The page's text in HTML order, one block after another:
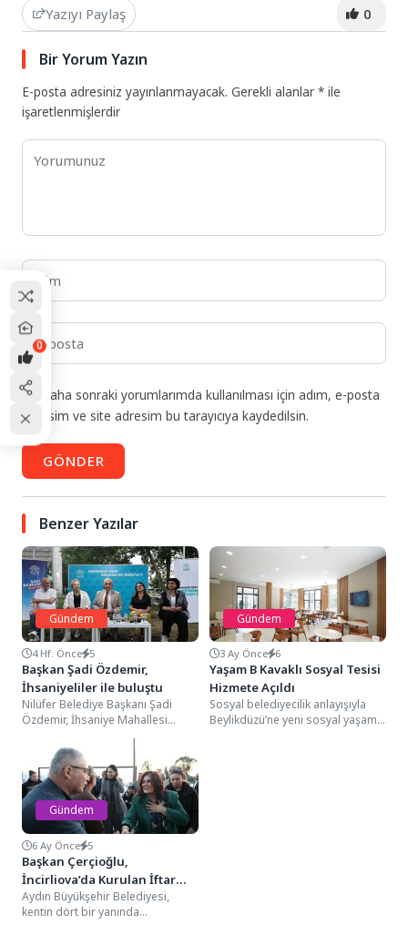
Yazıyı Paylaş 0
Bir Yorum Yazın
E-posta adresiniz yayınlanmayacak. Gerekli alanlar* ile
işaretlenmişlerdir
Daha sonraki yorumlarımda kullanılması için adım, e-posta
adresim ve site adresim bu tarayıcıya kaydedilsin.
GÖNDER
Benzer Yazılar
Gündem
4 Hf. Önce 5
Başkan Şadi Özdemir,
İhsaniyeliler ile buluştu
Nilüfer Belediye Başkanı Şadi
Özdemir, İhsaniye Mahallesi
sakinleri ile bir araya geldi.
Vatandaşların sorunlarını,
şikayetlerini...
Gündem
3 Ay Önce 6
Yaşam B Kavaklı Sosyal Tesisi
Hizmete Açıldı
Sosyal belediyecilik anlayışıyla
Beylikdüzü’ne yeni sosyal yaşam
Gündem
6 Ay Önce 5
Başkan Çerçioğlu,
İncirliova’da Kurulan İftar
Sofrasında Vatandaşlarla Bir
Araya Geldi
Aydın Büyükşehir Belediyesi,
kentin dört bir yanında
0